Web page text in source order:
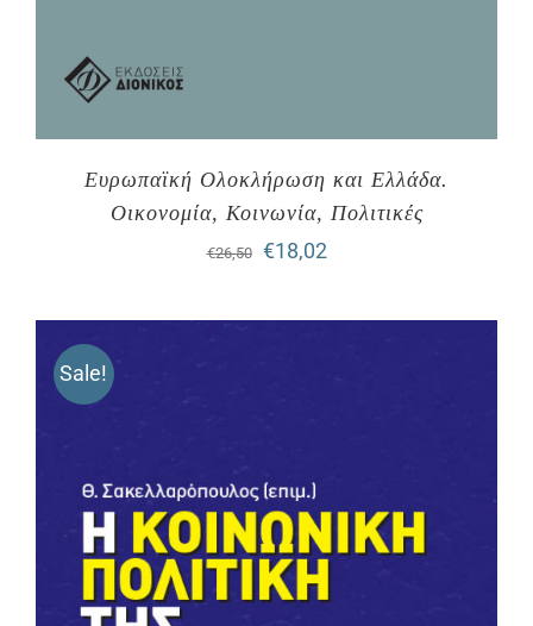
Ευρωπαϊκή Ολοκλήρωση και Ελλάδα.
Οικονομία, Κοινωνία, Πολιτικές
€26,50
Original
€18,02Η
Sale!